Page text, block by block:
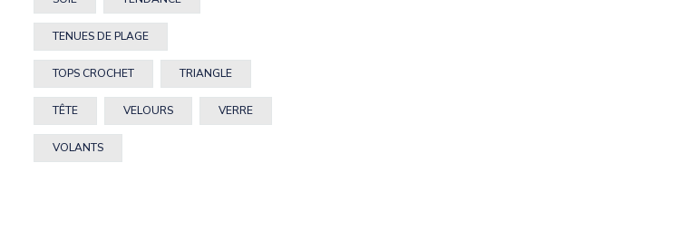
TENUES DE PLAGE
TOPS CROCHET TRIANGLE
TÊTE VELOURS VERRE
VOLANTS